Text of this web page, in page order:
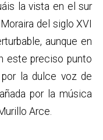
la vista en el sur
del siglo XVI
aunque en
este preciso punto
la dulce voz de
por la música
Arce.